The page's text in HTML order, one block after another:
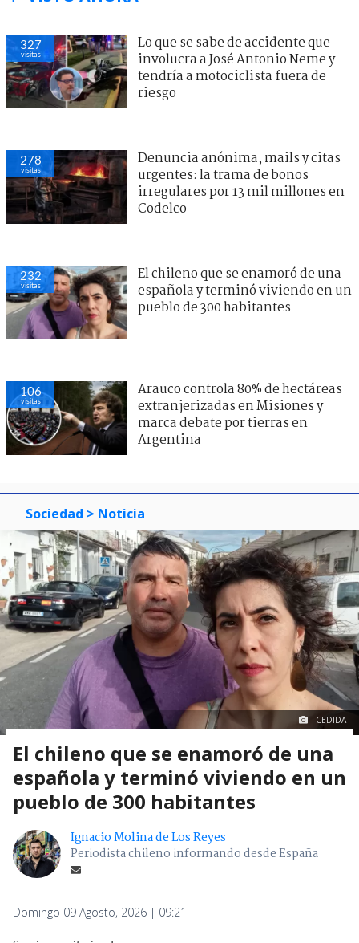
327
visitas
Lo que se sabe de accidente que
involucra a José Antonio Neme y
tendría a motociclista fuera de
riesgo
278
visitas
Denuncia anónima, mails y citas
urgentes: la trama de bonos
irregulares por 13 mil millones en
Codelco
232
visitas
El chileno que se enamoró de una
española y terminó viviendo en un
pueblo de 300 habitantes
106
visitas
Arauco controla 80% de hectáreas
extranjerizadas en Misiones y
marca debate por tierras en
Argentina
Sociedad > Noticia
CEDIDA
El chileno que se enamoró de una
española y terminó viviendo en un
pueblo de 300 habitantes
Ignacio Molina de Los Reyes
Periodista chileno informando desde España
Domingo 09 Agosto, 2026 | 09:21